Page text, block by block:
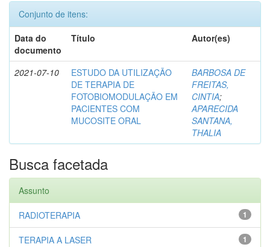
Conjunto de itens:
Data do
documento
Título Autor(es)
2021-07-10
ESTUDO DA UTILIZAÇÃO
DE TERAPIA DE
FOTOBIOMODULAÇÃO EM
PACIENTES COM
MUCOSITE ORAL
BARBOSA DE
FREITAS,
CINTIA;
APARECIDA
SANTANA,
THALIA
Busca facetada
Assunto
1
RADIOTERAPIA
1
TERAPIA A LASER